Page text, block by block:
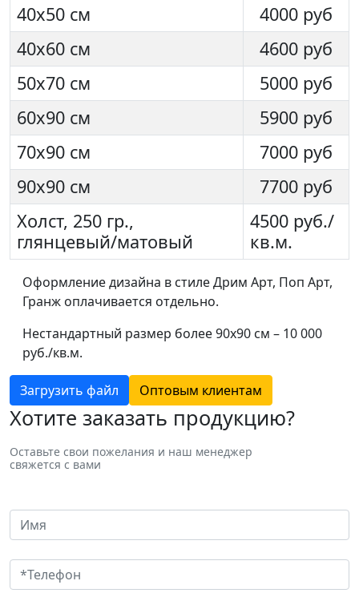
40х50 см
4000 руб
40х60 см
4600 руб
50х70 см
5000 руб
60х90 см
5900 руб
70х90 см
7000 руб
90х90 см
7700 руб
Холст, 250 гр.,
глянцевый/матовый
4500 руб./
кв.м.
Оформление дизайна в стиле Дрим Арт, Поп Арт,
Гранж оплачивается отдельно.
Нестандартный размер более 90х90 см – 10 000
руб./кв.м.
Загрузить файл Оптовым клиентам
Хотите заказать продукцию?
Оставьте свои пожелания и наш менеджер
свяжется с вами